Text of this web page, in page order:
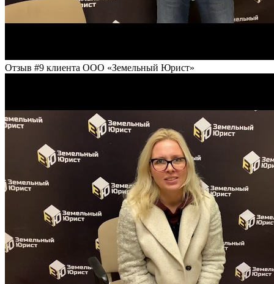
Отзыв #9 клиента ООО «Земельный Юрист»